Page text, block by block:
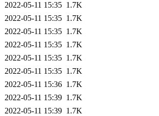
2022-05-11 15:35 1.7K
2022-05-11 15:35 1.7K
2022-05-11 15:35 1.7K
2022-05-11 15:35 1.7K
2022-05-11 15:35 1.7K
2022-05-11 15:35 1.7K
2022-05-11 15:36 1.7K
2022-05-11 15:39 1.7K
2022-05-11 15:39 1.7K